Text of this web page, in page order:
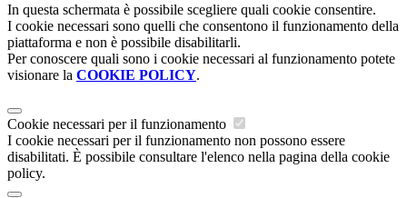
In questa schermata è possibile scegliere quali cookie consentire.
I cookie necessari sono quelli che consentono il funzionamento della
piattaforma e non è possibile disabilitarli.
Per conoscere quali sono i cookie necessari al funzionamento potete
visionare la COOKIE POLICY.
Cookie necessari per il funzionamento
I cookie necessari per il funzionamento non possono essere
disabilitati. È possibile consultare l'elenco nella pagina della cookie
policy.